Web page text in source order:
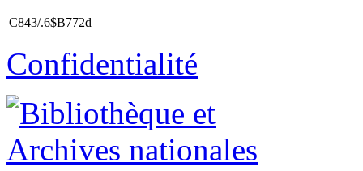
C843/.6$B772d
Confidentialité